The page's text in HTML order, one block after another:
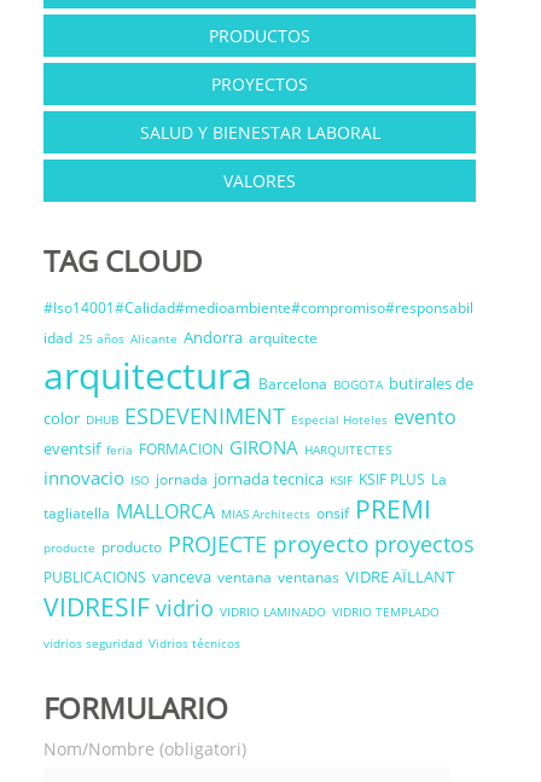
PRODUCTOS
PROYECTOS
SALUD Y BIENESTAR LABORAL
VALORES
TAG CLOUD
#Iso14001#Calidad#medioambiente#compromiso#responsabil
idad 25 años Alicante Andorra arquitecte
arquitectura Barcelona BOGOTA butirales de
color DHUB ESDEVENIMENT Especial Hoteles evento
eventsif feria FORMACION GIRONA HARQUITECTES
innovacio ISO jornada jornada tecnica KSIF KSIF PLUS La
tagliatella MALLORCA MIAS Architects onsif PREMI
producte producto PROJECTE proyecto proyectos
PUBLICACIONS vanceva ventana ventanas VIDRE AÏLLANT
VIDRESIF vidrio VIDRIO LAMINADO VIDRIO TEMPLADO
vidrios seguridad Vidrios técnicos
FORMULARIO
Nom/Nombre (obligatori)